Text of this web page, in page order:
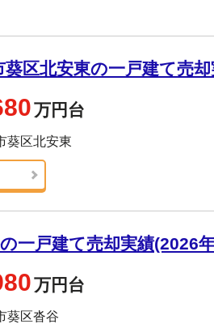
葵区北安東の一戸建て売
万円台
葵区北安東
一戸建て売却実績(2026
万円台
葵区沓谷